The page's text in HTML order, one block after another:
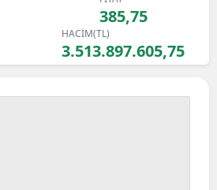
385,75
HACİM(TL)
3.513.897.605,75